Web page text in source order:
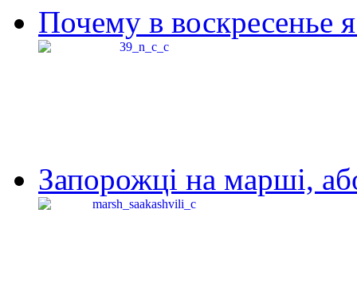
Почему в воскресенье
Запорожці на марші,